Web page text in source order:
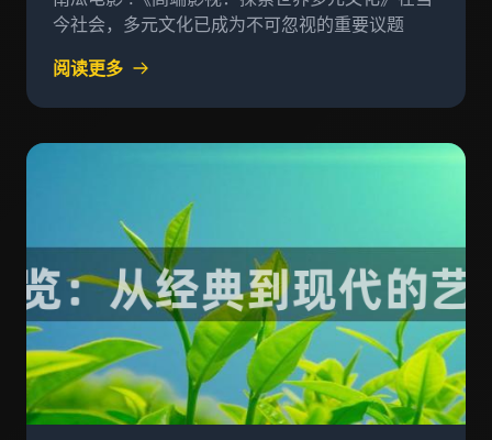
今社会，多元文化已成为不可忽视的重要议题
阅读更多